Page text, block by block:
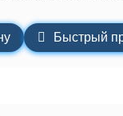
Быстрый